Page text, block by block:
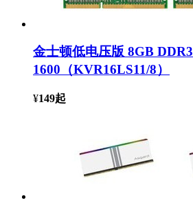
金士顿低电压版 8GB DDR3
1600（KVR16LS11/8）
¥149起